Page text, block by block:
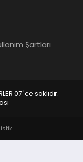
Şartları
07 'de saklıdır.